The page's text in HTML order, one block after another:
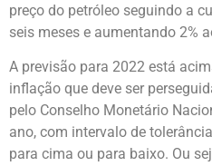
preço do petróleo seguindo a
seis meses e aumentando 2%
A previsão para 2022 está
inflação que deve ser
pelo Conselho Monetário
ano, com intervalo de
para cima ou para baixo. Ou